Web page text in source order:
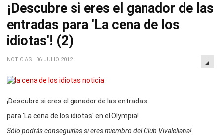
¡Descubre si eres el ganador de las
entradas para 'La cena de los
idiotas'! (2)
NOTICIAS 06 JULIO 2012
¡Descubre si eres el ganador de las entradas
para 'La cena de los idiotas' en el Olympia!
Sólo podrás conseguirlas si eres miembro del Club Vivaleliana!